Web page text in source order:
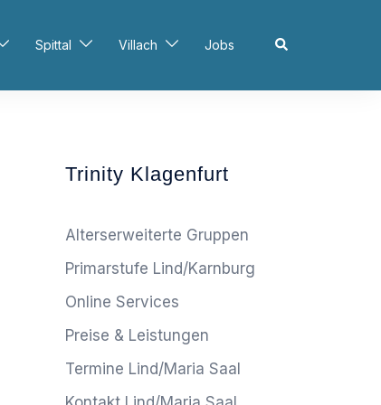
Spittal Villach Jobs Search
Trinity Klagenfurt
Alterserweiterte Gruppen
Primarstufe Lind/Karnburg
Online Services
Preise & Leistungen
Termine Lind/Maria Saal